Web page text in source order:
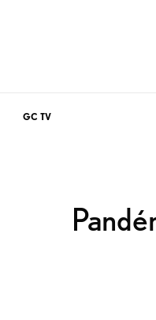
GC TV